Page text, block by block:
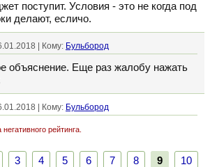
поступит. Условия - это не когда под
делают, есличо.
| Кому: Бульбород
объяснение. Еще раз жалобу нажать
| Кому: Бульбород
рейтинга.
3 4 5 6 7 8 9
10